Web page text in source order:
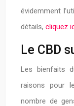
évidemment
détails, cliquez
Le CBD
Les bienfaits
raisons pour
nombre de